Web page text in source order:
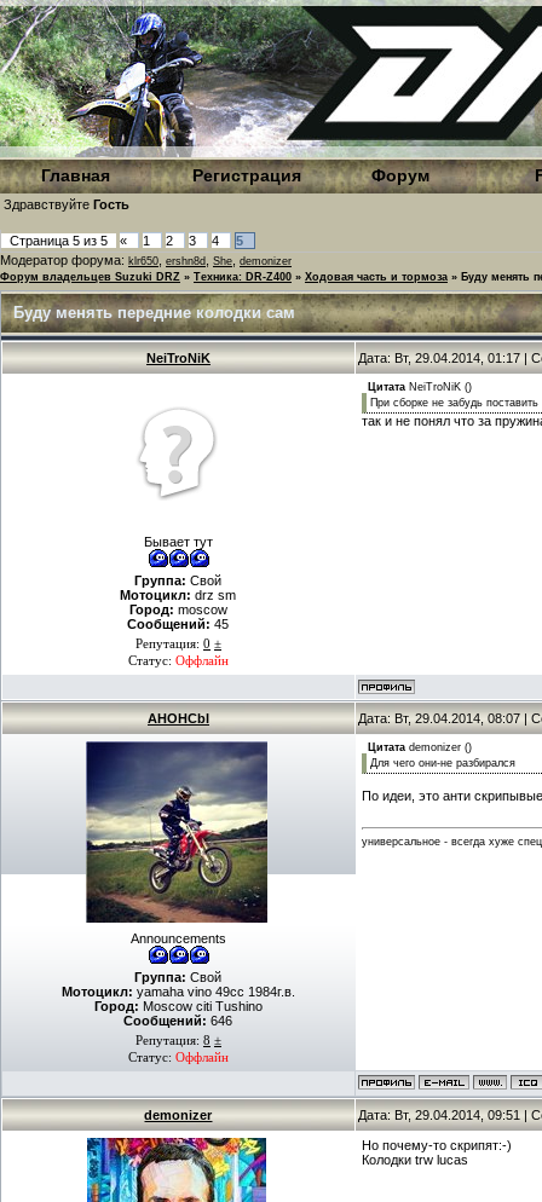
Главная Регистрация Форум
Здравствуйте Гость
Страница 5 из 5 « 1 2 3 4
5
Модератор форума: klr650 ershn8d She demonizer
Форум владельцев Suzuki DRZ » Техника: DR-Z400 » Ходовая часть и тормоза » Буду менять
Буду менять передние колодки сам
NeiTroNiK Дата: Вт, 29.04.2014, 01:17 |
Бывает тут
Группа: Свой
Мотоцикл: drz sm
Город: moscow
Сообщений: 45
Репутация: 0 ±
Статус: Оффлайн
Цитата NeiTroNiK ()
При сборке не забудь
так и не понял что за
AHOHCbI Дата: Вт, 29.04.2014, 08:07 |
Announcements
Группа: Свой
Мотоцикл: yamaha vino 49cc 1984г.в.
Город: Moscow citi Tushino
Сообщений: 646
Репутация: 8 ±
Статус: Оффлайн
Цитата demonizer ()
Для чего они-не разбирался
По идеи, это анти
универсальное - всегда хуже
demonizer Дата: Вт, 29.04.2014, 09:51 |
Но почему-то скрипят:-)
Колодки trw lucas